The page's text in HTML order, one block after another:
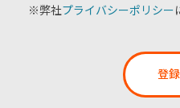
※弊社プライバシーポリシー
登